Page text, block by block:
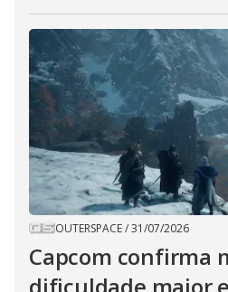
OUTERSPACE/31/07/2026
Capcom confirma